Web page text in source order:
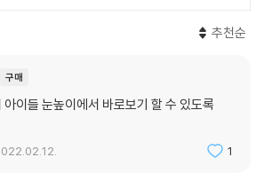
추천순
구매
이들 눈높이에서 바로보기 할 수 있도록
1